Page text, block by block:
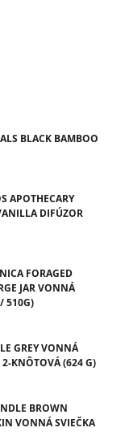
BLACK BAMBOO
APOTHECARY
DIFÚZOR
FORAGED
JAR VONNÁ
510G)
GREY VONNÁ
2-KNÔTOVÁ (624 G)
BROWN
VONNÁ SVIEČKA